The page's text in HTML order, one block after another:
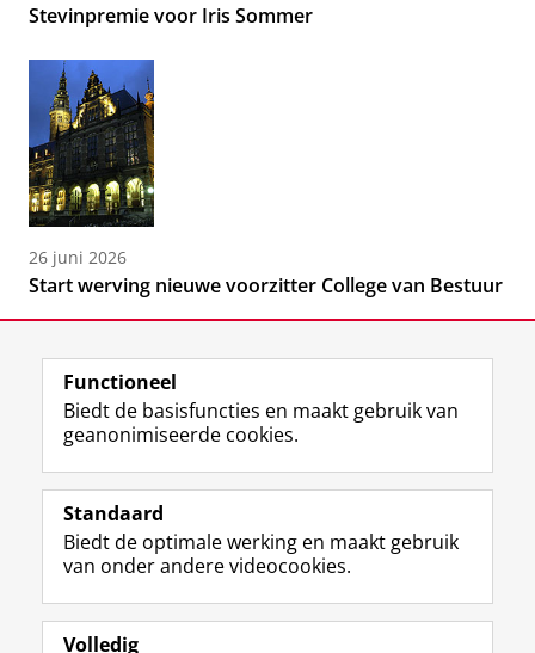
Stevinpremie voor Iris Sommer
26 juni 2026
Start werving nieuwe voorzitter College van Bestuur
Volg de RUG
F
a
e
b
o
L
i
k
e
I
R
S
-
f
e
I
n
t
r
Y
o
T
e
Studiekiezers
Alumni
Functioneel
Biedt de basisfuncties en maakt gebruik van
geanonimiseerde cookies.
Standaard
Biedt de optimale werking en maakt gebruik
van onder andere videocookies.
Volledig